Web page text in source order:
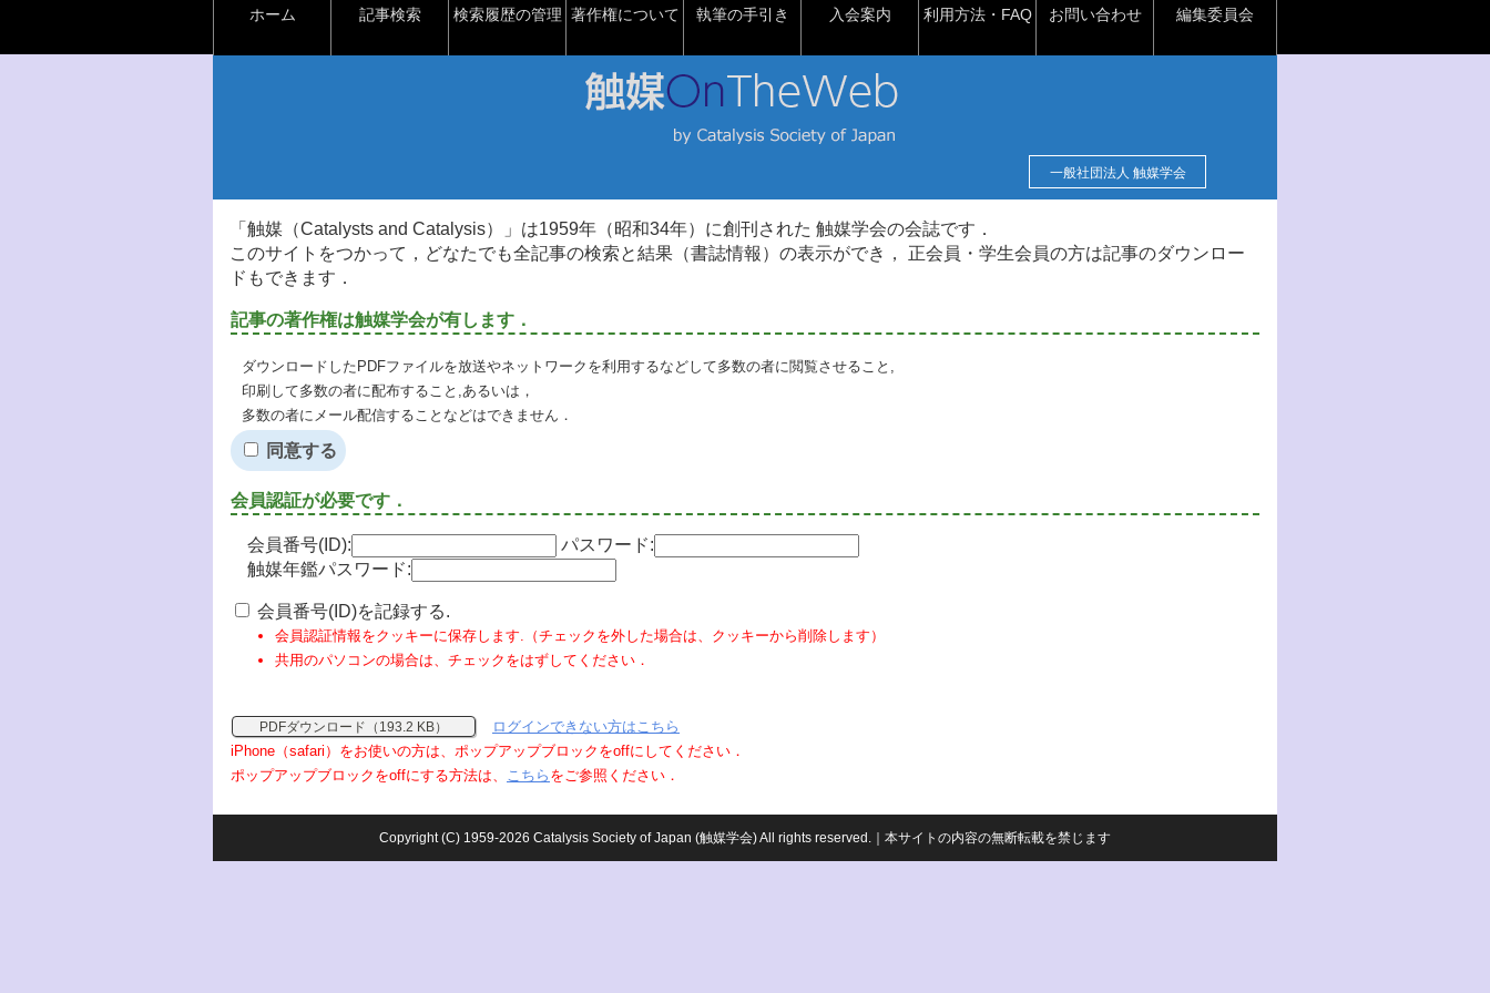
ホーム 記事検索 検索履歴の管理 著作権について 執筆の手引き 入会案内 利用方法・FAQ お問い合わせ 編集委員会
一般社団法人 触媒学会
「触媒（Catalysts and Catalysis）」は1959年（昭和34年）に創刊された 触媒学会の会誌です．
このサイトをつかって，どなたでも全記事の検索と結果（書誌情報）の表示ができ， 正会員・学生会員の方は記事のダウンロー
ドもできます．
記事の著作権は触媒学会が有します．
ダウンロードしたPDFファイルを放送やネットワークを利用するなどして多数の者に閲覧させること,
印刷して多数の者に配布すること,あるいは，
多数の者にメール配信することなどはできません．
同意する
会員認証が必要です．
会員番号(ID):
パスワード:
触媒年鑑パスワード:
会員番号(ID)を記録する.
会員認証情報をクッキーに保存します.（チェックを外した場合は、クッキーから削除します）
共用のパソコンの場合は、チェックをはずしてください．
PDFダウンロード（193.2 KB）
ログインできない方はこちら
iPhone（safari）をお使いの方は、ポップアップブロックをoffにしてください．
ポップアップブロックをoffにする方法は、 こちら をご参照ください．
Copyright (C) 1959-2026 Catalysis Society of Japan (触媒学会) All rights reserved.｜本サイトの内容の無断転載を禁じます